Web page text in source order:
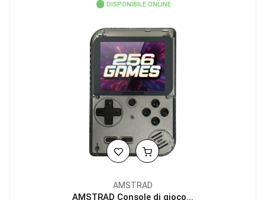
DISPONIBILE ONLINE
AMSTRAD
AMSTRAD Console di gioco...